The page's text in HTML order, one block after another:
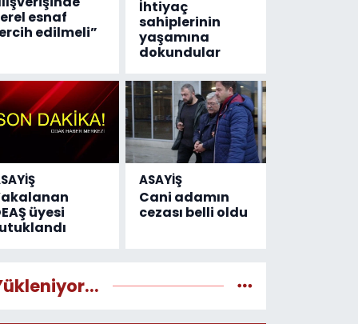
esnaf
edilmeli”
İhtiyaç
sahiplerinin
yaşamına
dokundular
üyesi
ASAYİŞ
Cani adamın
cezası belli oldu